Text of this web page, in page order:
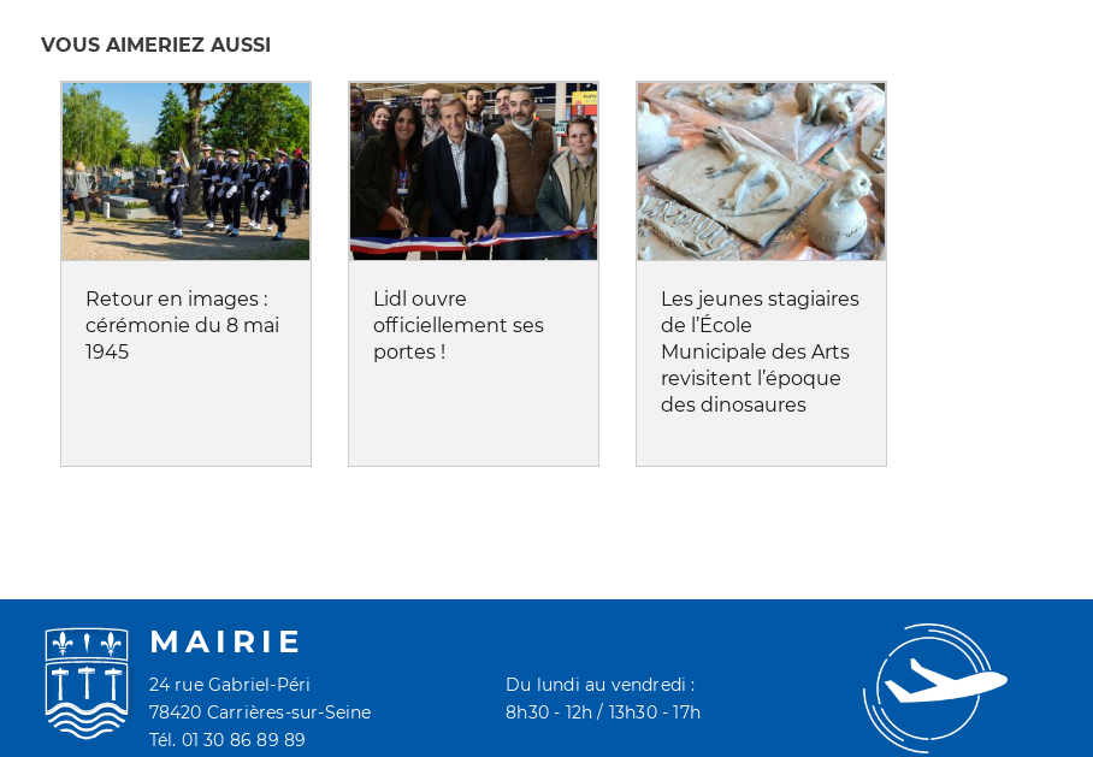
VOUS AIMERIEZ AUSSI
Retour en images :
cérémonie du 8 mai
1945
Lidl ouvre
officiellement ses
portes !
Les jeunes stagiaires
de l’École
Municipale des Arts
revisitent l’époque
des dinosaures
MAIRIE
24 rue Gabriel-Péri
78420 Carrières-sur-Seine
Tél. 01 30 86 89 89
Du lundi au vendredi :
8h30 - 12h / 13h30 - 17h